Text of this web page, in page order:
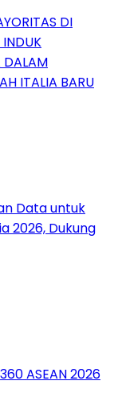
DI
INDUK
DALAM
ITALIA BARU
Data untuk
2026, Dukung
ASEAN 2026